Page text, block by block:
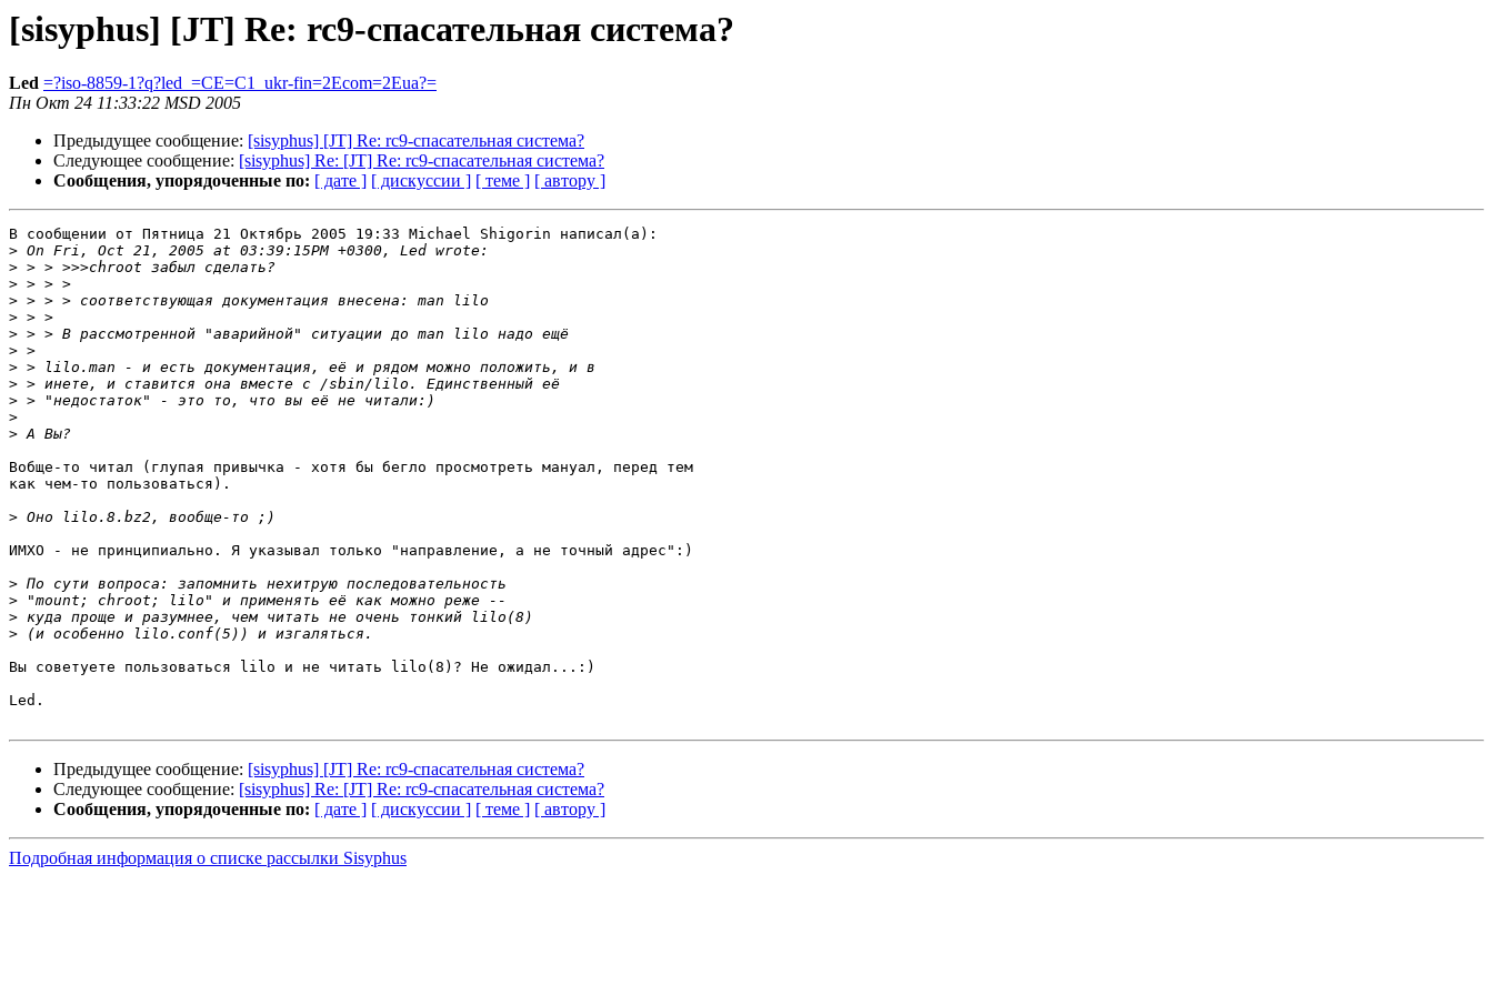
[sisyphus] [JT] Re: rc9-спасательная система?
Led =?iso-8859-1?q?led_=CE=C1_ukr-fin=2Ecom=2Eua?=
Пн Окт 24 11:33:22 MSD 2005
Предыдущее сообщение: [sisyphus] [JT] Re: rc9-спасательная система?
Следующее сообщение: [sisyphus] Re: [JT] Re: rc9-спасательная система?
Сообщения, упорядоченные по: [ дате ] [ дискуссии ] [ теме ] [ автору ]
В сообщении от Пятница 21 Октябрь 2005 19:33 Michael Shigorin написал(a):
>
>
>
>
>
>
>
>
>
>
>
>
Вобще-то читал (глупая привычка - хотя бы бегло просмотреть мануал, перед тем
как чем-то пользоваться).
>
ИМХО - не принципиально. Я указывал только "направление, а не точный адрес":)
>
>
>
>
Вы советуете пользоваться lilo и не читать lilo(8)? Не ожидал...:)
Led.
Предыдущее сообщение: [sisyphus] [JT] Re: rc9-спасательная система?
Следующее сообщение: [sisyphus] Re: [JT] Re: rc9-спасательная система?
Сообщения, упорядоченные по: [ дате ] [ дискуссии ] [ теме ] [ автору ]
Подробная информация о списке рассылки Sisyphus